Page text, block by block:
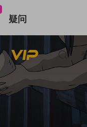
疑问